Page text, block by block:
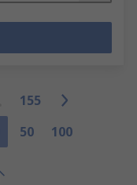
155
50 100